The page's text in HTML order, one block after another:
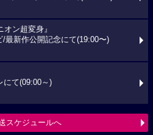
オン超変身』
/最新作公開記念にて(19:00〜)
にて(09:00～)
スケジュールへ